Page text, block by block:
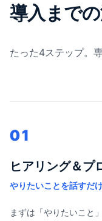
導入まで
たった4ステップ。
01
ヒアリング＆プ
やりたいことを話すだ
まずは「やりたいこと